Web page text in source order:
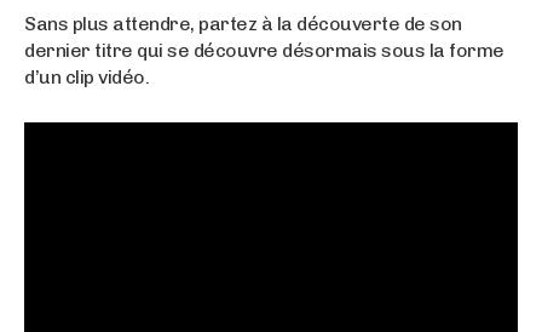
Sans plus attendre, partez à la découverte de son
dernier titre qui se découvre désormais sous la forme
d’un clip vidéo.